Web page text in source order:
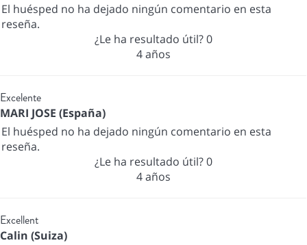
El huésped no ha dejado ningún comentario en esta
reseña.
¿Le ha resultado útil?0
4 años
Excelente
MARI JOSE (España)
El huésped no ha dejado ningún comentario en esta
reseña.
¿Le ha resultado útil?0
4 años
Excellent
Calin (Suiza)